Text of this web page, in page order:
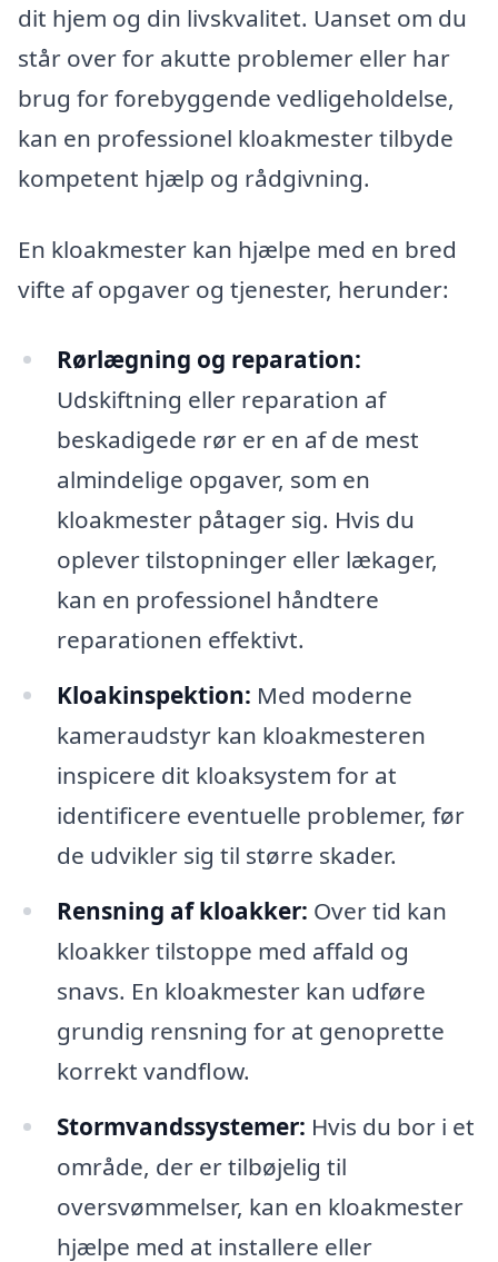
dit hjem og din livskvalitet. Uanset om du
står over for akutte problemer eller har
brug for forebyggende vedligeholdelse,
kan en professionel kloakmester tilbyde
kompetent hjælp og rådgivning.
En kloakmester kan hjælpe med en bred
vifte af opgaver og tjenester, herunder:
Rørlægning og reparation:
Udskiftning eller reparation af
beskadigede rør er en af de mest
almindelige opgaver, som en
kloakmester påtager sig. Hvis du
oplever tilstopninger eller lækager,
kan en professionel håndtere
reparationen effektivt.
Kloakinspektion: Med moderne
kameraudstyr kan kloakmesteren
inspicere dit kloaksystem for at
identificere eventuelle problemer, før
de udvikler sig til større skader.
Rensning af kloakker: Over tid kan
kloakker tilstoppe med affald og
snavs. En kloakmester kan udføre
grundig rensning for at genoprette
korrekt vandflow.
Stormvandssystemer: Hvis du bor i et
område, der er tilbøjelig til
oversvømmelser, kan en kloakmester
hjælpe med at installere eller